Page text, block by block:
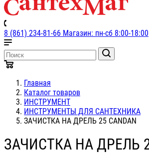
8 (861) 234-81-66 Магазин: пн-сб 8:00-18:00
Главная
Каталог товаров
ИНСТРУМЕНТ
ИНСТРУМЕНТЫ ДЛЯ САНТЕХНИКА
ЗАЧИСТКА НА ДРЕЛЬ 25 CANDAN
ЗАЧИСТКА НА ДРЕЛЬ